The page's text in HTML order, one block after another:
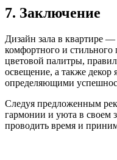
7. Заключение
Дизайн зала в квартире —
комфортного и стильного
цветовой палитры,
освещение, а также
определяющими
Следуя предложенным
гармонии и уюта в своем
проводить время и